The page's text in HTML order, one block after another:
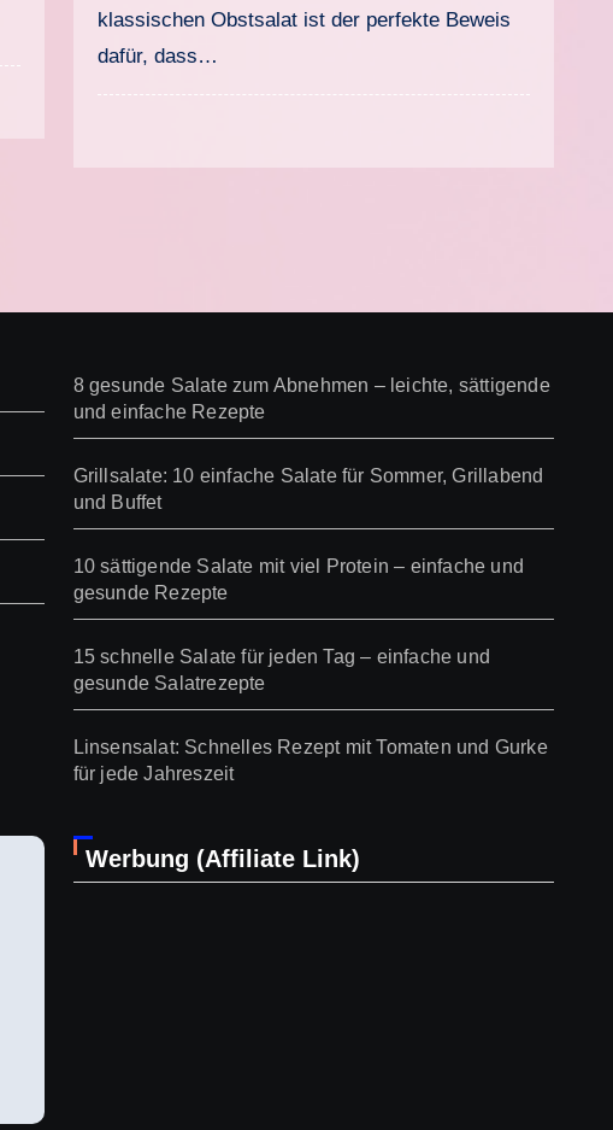
klassischen Obstsalat ist der perfekte Beweis
dafür, dass…
8 gesunde Salate zum Abnehmen – leichte, sättigende
und einfache Rezepte
Grillsalate: 10 einfache Salate für Sommer, Grillabend
und Buffet
10 sättigende Salate mit viel Protein – einfache und
gesunde Rezepte
15 schnelle Salate für jeden Tag – einfache und
gesunde Salatrezepte
Linsensalat: Schnelles Rezept mit Tomaten und Gurke
für jede Jahreszeit
Werbung (Affiliate Link)